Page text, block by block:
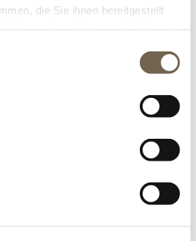
die Sie ihnen bereitgestellt
Ausführung